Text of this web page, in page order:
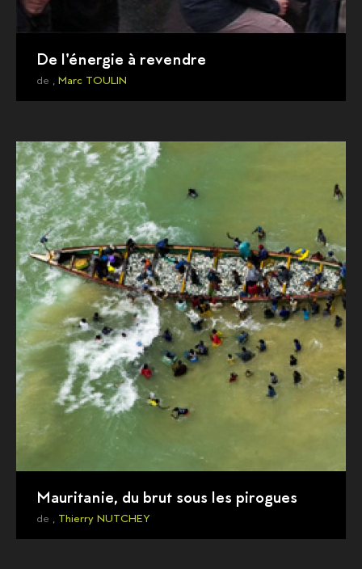
De l'énergie à revendre
de , Marc TOULIN
Mauritanie, du brut sous les pirogues
de , Thierry NUTCHEY